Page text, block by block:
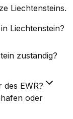
Liechtensteins.
Liechtenstein?
zuständig?
des EWR?
oder